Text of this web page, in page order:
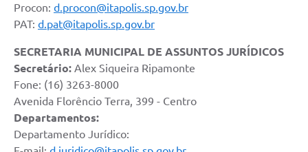
e-SIC
Procon: d.procon@itapolis.sp.gov.br
PAT: d.pat@itapolis.sp.gov.br
SECRETARIA MUNICIPAL DE ASSUNTOS JURÍDICOS
Secretário: Alex Siqueira Ripamonte
Fone: (16) 3263-8000
Avenida Florêncio Terra, 399 - Centro
Departamentos:
Departamento Jurídico: